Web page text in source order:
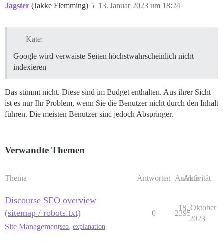
Jagster (Jakke Flemming) 13. Januar 2023 um 18:24
5
Kate:
Google wird verwaiste Seiten höchstwahrscheinlich nicht
indexieren
Das stimmt nicht. Diese sind im Budget enthalten. Aus ihrer Sicht
ist es nur Ihr Problem, wenn Sie die Benutzer nicht durch den Inhalt
führen. Die meisten Benutzer sind jedoch Abspringer.
Verwandte Themen
Thema Antworten Aufrufe
Aktivität
Discourse SEO overview
(sitemap / robots.txt)
Site Managementseo, explanation
0 2395
18. Oktober
2023